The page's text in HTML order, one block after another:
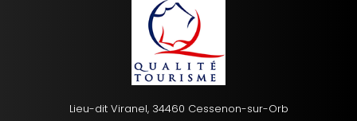
Lieu-dit Viranel, 34460 Cessenon-sur-Orb